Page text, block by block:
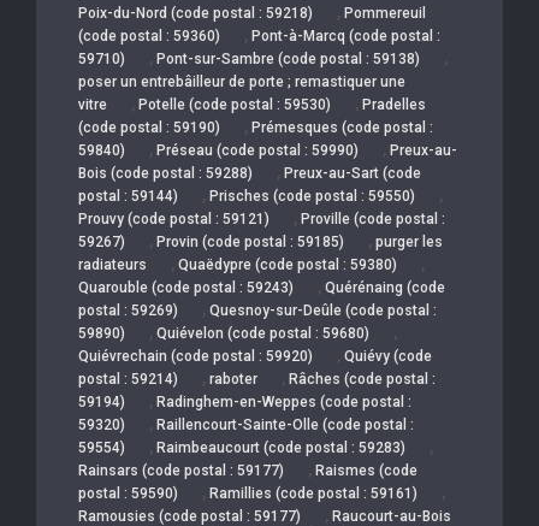
Poix-du-Nord (code postal : 59218) , Pommereuil
(code postal : 59360)
, Pont-à-Marcq (code postal :
59710)
, Pont-sur-Sambre (code postal : 59138) ,
poser un entrebâilleur de porte ; remastiquer une
vitre
, Potelle (code postal : 59530) , Pradelles
(code postal : 59190)
, Prémesques (code postal :
59840)
, Préseau (code postal : 59990) , Preux-au-
Bois (code postal : 59288)
, Preux-au-Sart (code
postal : 59144)
, Prisches (code postal : 59550) ,
Prouvy (code postal : 59121) , Proville (code postal :
59267)
, Provin (code postal : 59185) , purger les
radiateurs
, Quaëdypre (code postal : 59380) ,
Quarouble (code postal : 59243) , Quérénaing (code
postal : 59269)
, Quesnoy-sur-Deûle (code postal :
59890)
, Quiévelon (code postal : 59680) ,
Quiévrechain (code postal : 59920) , Quiévy (code
postal : 59214)
, raboter , Râches (code postal :
59194)
, Radinghem-en-Weppes (code postal :
59320)
, Raillencourt-Sainte-Olle (code postal :
59554)
, Raimbeaucourt (code postal : 59283) ,
Rainsars (code postal : 59177) , Raismes (code
postal : 59590)
, Ramillies (code postal : 59161) ,
Ramousies (code postal : 59177) , Raucourt-au-Bois